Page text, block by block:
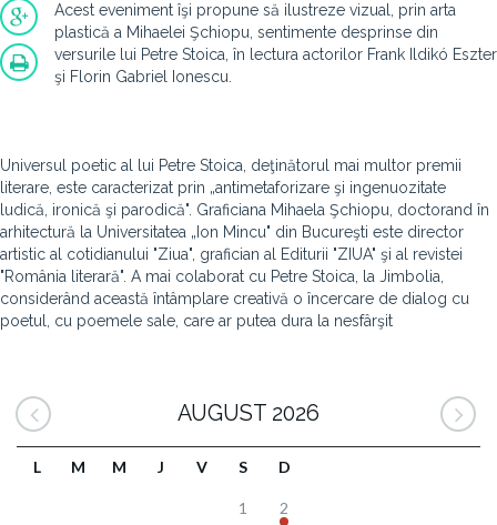
Acest eveniment îşi propune să ilustreze vizual, prin arta
plastică a Mihaelei Şchiopu, sentimente desprinse din
versurile lui Petre Stoica, în lectura actorilor Frank Ildikó Eszter
şi Florin Gabriel Ionescu.
Universul poetic al lui Petre Stoica, deţinătorul mai multor premii
literare, este caracterizat prin „antimetaforizare şi ingenuozitate
ludică, ironică şi parodică". Graficiana Mihaela Şchiopu, doctorand în
arhitectură la Universitatea „Ion Mincu" din Bucureşti este director
artistic al cotidianului "Ziua", grafician al Editurii "ZIUA" şi al revistei
"România literară". A mai colaborat cu Petre Stoica, la Jimbolia,
considerând această întâmplare creativă o încercare de dialog cu
poetul, cu poemele sale, care ar putea dura la nesfârşit
AUGUST 2026
L M M J V S D
1 2